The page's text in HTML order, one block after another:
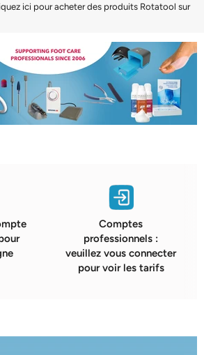
ici pour acheter des produits Rotatool sur
Comptes
professionnels :
veuillez vous connecter
pour voir les tarifs